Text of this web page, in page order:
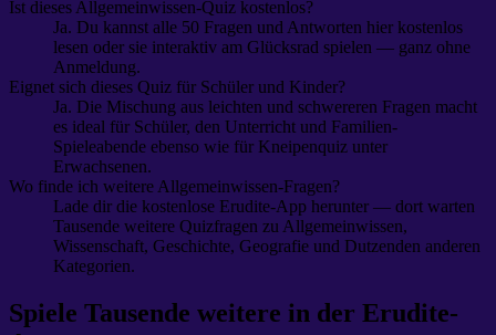
Ist dieses Allgemeinwissen-Quiz kostenlos?
Ja. Du kannst alle 50 Fragen und Antworten hier kostenlos
lesen oder sie interaktiv am Glücksrad spielen — ganz ohne
Anmeldung.
Eignet sich dieses Quiz für Schüler und Kinder?
Ja. Die Mischung aus leichten und schwereren Fragen macht
es ideal für Schüler, den Unterricht und Familien-
Spieleabende ebenso wie für Kneipenquiz unter
Erwachsenen.
Wo finde ich weitere Allgemeinwissen-Fragen?
Lade dir die kostenlose Erudite-App herunter — dort warten
Tausende weitere Quizfragen zu Allgemeinwissen,
Wissenschaft, Geschichte, Geografie und Dutzenden anderen
Kategorien.
Spiele Tausende weitere in der Erudite-